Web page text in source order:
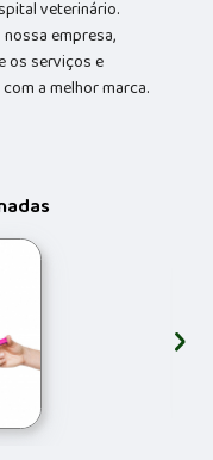
veterinário.
empresa,
os serviços e
a melhor marca.
›